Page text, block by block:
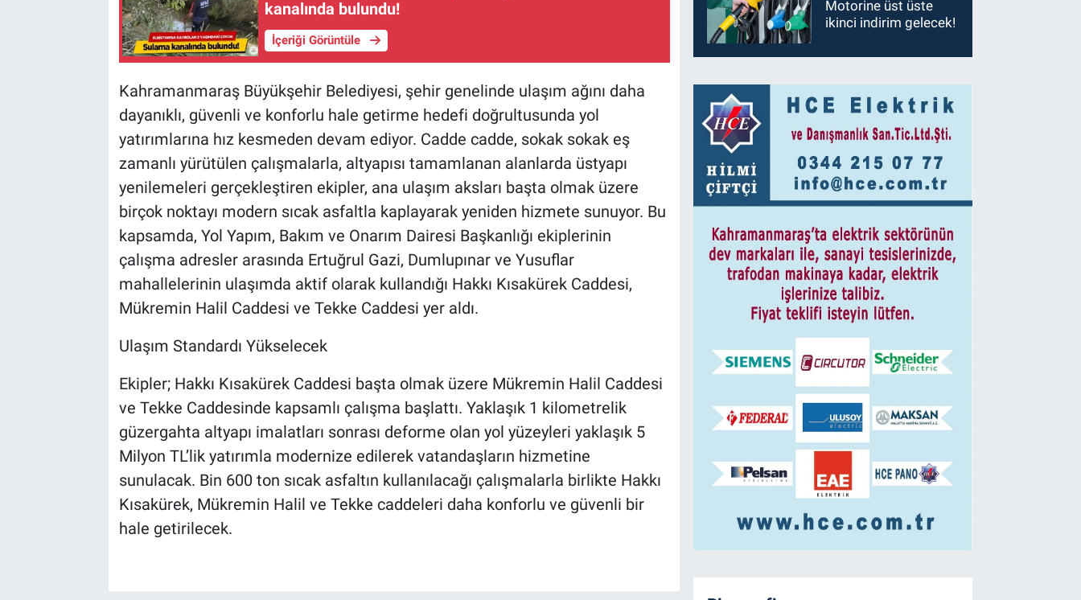
kanalında bulundu!
İçeriği Görüntüle
Kahramanmaraş Büyükşehir Belediyesi, şehir genelinde ulaşım ağını daha
dayanıklı, güvenli ve konforlu hale getirme hedefi doğrultusunda yol
yatırımlarına hız kesmeden devam ediyor. Cadde cadde, sokak sokak eş
zamanlı yürütülen çalışmalarla, altyapısı tamamlanan alanlarda üstyapı
yenilemeleri gerçekleştiren ekipler, ana ulaşım aksları başta olmak üzere
birçok noktayı modern sıcak asfaltla kaplayarak yeniden hizmete sunuyor. Bu
kapsamda, Yol Yapım, Bakım ve Onarım Dairesi Başkanlığı ekiplerinin
çalışma adresler arasında Ertuğrul Gazi, Dumlupınar ve Yusuflar
mahallelerinin ulaşımda aktif olarak kullandığı Hakkı Kısakürek Caddesi,
Mükremin Halil Caddesi ve Tekke Caddesi yer aldı.
Ulaşım Standardı Yükselecek
Ekipler; Hakkı Kısakürek Caddesi başta olmak üzere Mükremin Halil Caddesi
ve Tekke Caddesinde kapsamlı çalışma başlattı. Yaklaşık 1 kilometrelik
güzergahta altyapı imalatları sonrası deforme olan yol yüzeyleri yaklaşık 5
Milyon TL’lik yatırımla modernize edilerek vatandaşların hizmetine
sunulacak. Bin 600 ton sıcak asfaltın kullanılacağı çalışmalarla birlikte Hakkı
Kısakürek, Mükremin Halil ve Tekke caddeleri daha konforlu ve güvenli bir
hale getirilecek.
Motorine üst üste
ikinci indirim gelecek!